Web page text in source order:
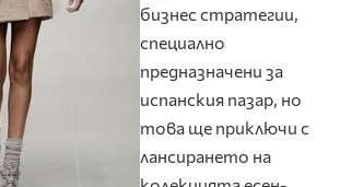
бизнес стратегии,
специално
предназначени за
испанския пазар, но
това ще приключи с
лансирането на